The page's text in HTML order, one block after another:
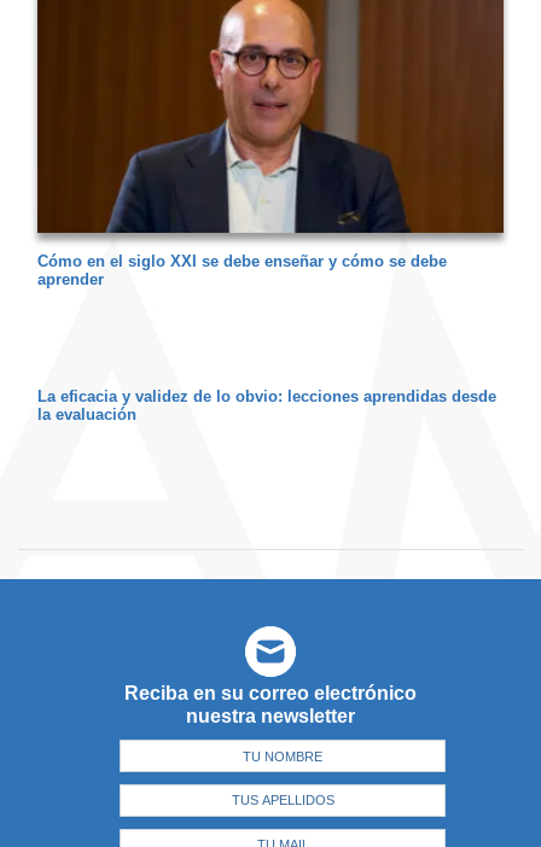
Cómo en el siglo XXI se debe enseñar y cómo se debe
aprender
La eficacia y validez de lo obvio: lecciones aprendidas desde
la evaluación
Reciba en su correo electrónico
nuestra newsletter